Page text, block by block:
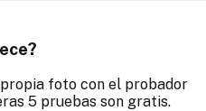
foto con el probador
5 pruebas son gratis.